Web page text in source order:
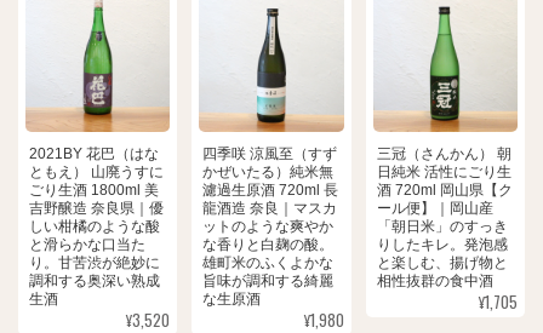
2021BY 花巴（はな
ともえ） 山廃うすに
ごり生酒 1800ml 美
吉野醸造 奈良県｜優
しい柑橘のような酸
と滑らかな口当た
り。甘苦渋が絶妙に
調和する奥深い熟成
生酒
¥3,520
四季咲 涼風至（すず
かぜいたる）純米無
濾過生原酒 720ml 長
龍酒造 奈良｜マスカ
ットのような爽やか
な香りと白麹の酸。
雄町米のふくよかな
旨味が調和する綺麗
な生原酒
¥1,980
三冠（さんかん） 朝
日純米 活性にごり生
酒 720ml 岡山県【ク
ール便】｜岡山産
「朝日米」のすっき
りしたキレ。発泡感
と楽しむ、揚げ物と
相性抜群の食中酒
¥1,705